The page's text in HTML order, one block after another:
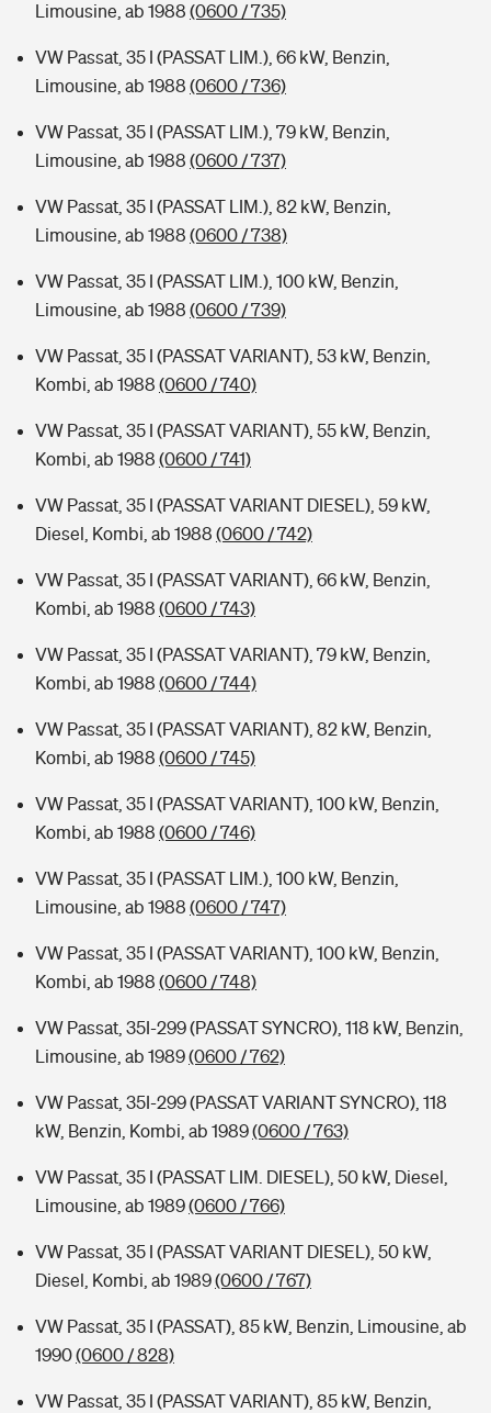
Limousine, ab 1988 (0600 / 735)
VW Passat, 35 I (PASSAT LIM.), 66 kW, Benzin,
Limousine, ab 1988 (0600 / 736)
VW Passat, 35 I (PASSAT LIM.), 79 kW, Benzin,
Limousine, ab 1988 (0600 / 737)
VW Passat, 35 I (PASSAT LIM.), 82 kW, Benzin,
Limousine, ab 1988 (0600 / 738)
VW Passat, 35 I (PASSAT LIM.), 100 kW, Benzin,
Limousine, ab 1988 (0600 / 739)
VW Passat, 35 I (PASSAT VARIANT), 53 kW, Benzin,
Kombi, ab 1988 (0600 / 740)
VW Passat, 35 I (PASSAT VARIANT), 55 kW, Benzin,
Kombi, ab 1988 (0600 / 741)
VW Passat, 35 I (PASSAT VARIANT DIESEL), 59 kW,
Diesel, Kombi, ab 1988 (0600 / 742)
VW Passat, 35 I (PASSAT VARIANT), 66 kW, Benzin,
Kombi, ab 1988 (0600 / 743)
VW Passat, 35 I (PASSAT VARIANT), 79 kW, Benzin,
Kombi, ab 1988 (0600 / 744)
VW Passat, 35 I (PASSAT VARIANT), 82 kW, Benzin,
Kombi, ab 1988 (0600 / 745)
VW Passat, 35 I (PASSAT VARIANT), 100 kW, Benzin,
Kombi, ab 1988 (0600 / 746)
VW Passat, 35 I (PASSAT LIM.), 100 kW, Benzin,
Limousine, ab 1988 (0600 / 747)
VW Passat, 35 I (PASSAT VARIANT), 100 kW, Benzin,
Kombi, ab 1988 (0600 / 748)
VW Passat, 35I-299 (PASSAT SYNCRO), 118 kW, Benzin,
Limousine, ab 1989(0600 / 762)
VW Passat, 35I-299 (PASSAT VARIANT SYNCRO), 118
kW, Benzin, Kombi, ab 1989(0600 / 763)
VW Passat, 35 I (PASSAT LIM. DIESEL), 50 kW, Diesel,
Limousine, ab 1989(0600 / 766)
VW Passat, 35 I (PASSAT VARIANT DIESEL), 50 kW,
Diesel, Kombi, ab 1989(0600 / 767)
VW Passat, 35 I (PASSAT), 85 kW, Benzin, Limousine, ab
1990(0600 / 828)
VW Passat, 35 I (PASSAT VARIANT), 85 kW, Benzin,